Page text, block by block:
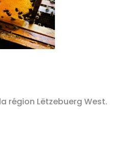
région Lëtzebuerg West.